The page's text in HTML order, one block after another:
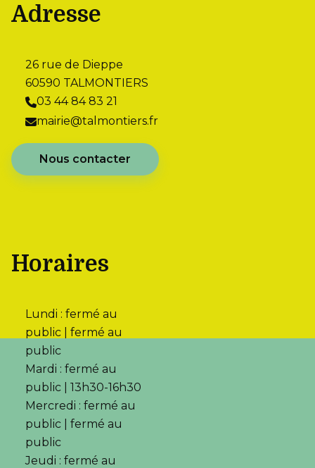
Adresse
26 rue de Dieppe
60590 TALMONTIERS
03 44 84 83 21
mairie@talmontiers.fr
Nous contacter
Horaires
Lundi : fermé au
public | fermé au
public
Mardi : fermé au
public | 13h30-16h30
Mercredi : fermé au
public | fermé au
public
Jeudi : fermé au